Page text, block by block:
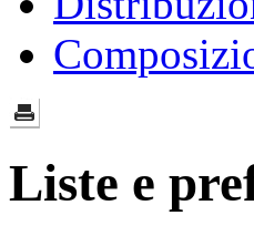
Liste e